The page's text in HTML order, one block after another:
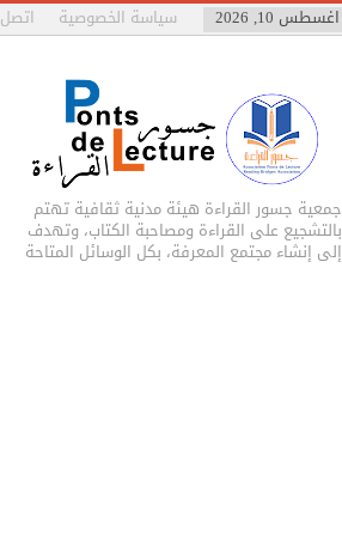
اغسطس 10, 2026 سياسة الخصوصية اتصل
جمعية جسور القراءة هيئة مدنية ثقافية تهتم
بالتشجيع على القراءة ومصاحبة الكتاب، وتهدف
إلى إنشاء مجتمع المعرفة، بكل الوسائل المتاحة